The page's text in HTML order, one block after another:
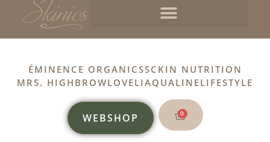
ÉMINENCE ORGANICSSCKIN NUTRITION
MRS. HIGHBROWLOVELIAQUALINELIFESTYLE
WEBSHOP 0